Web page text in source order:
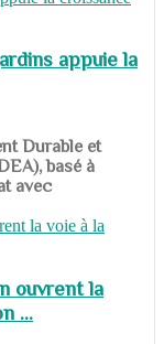
appuie la
Durable et
basé à
avec
ouvrent la
...